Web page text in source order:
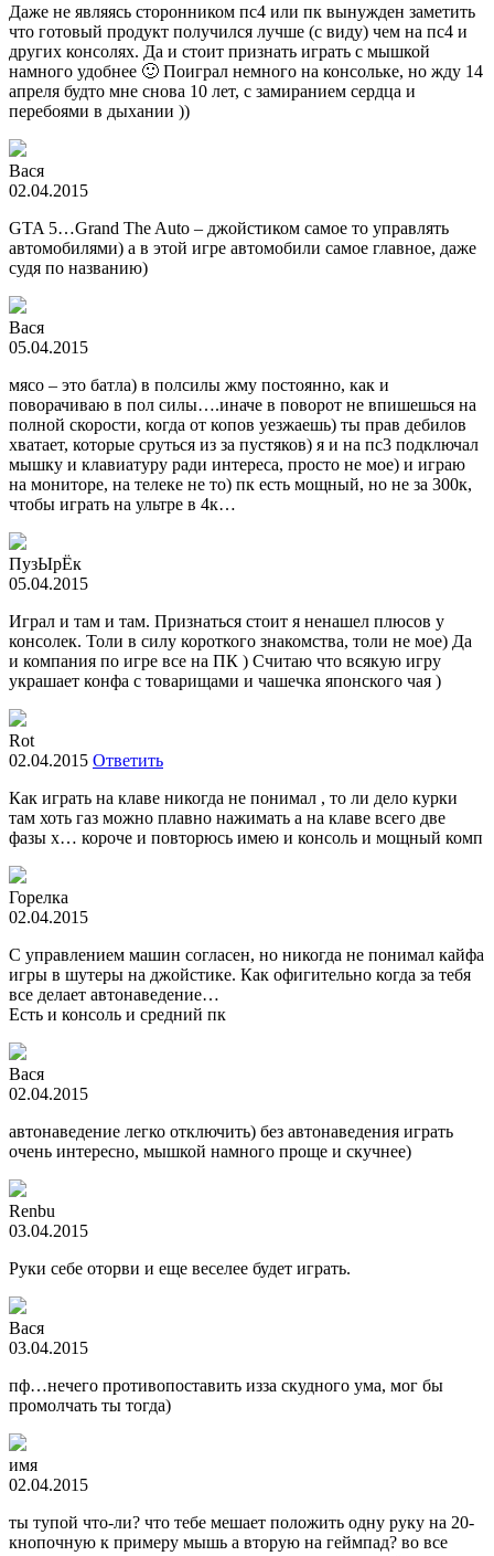
Даже не являясь сторонником пс4 или пк вынужден заметить
что готовый продукт получился лучше (с виду) чем на пс4 и
других консолях. Да и стоит признать играть с мышкой
намного удобнее 🙂 Поиграл немного на консольке, но жду 14
апреля будто мне снова 10 лет, с замиранием сердца и
перебоями в дыхании ))
Вася
02.04.2015
GTA 5…Grand The Auto – джойстиком самое то управлять
автомобилями) а в этой игре автомобили самое главное, даже
судя по названию)
Вася
05.04.2015
мясо – это батла) в полсилы жму постоянно, как и
поворачиваю в пол силы….иначе в поворот не впишешься на
полной скорости, когда от копов уезжаешь) ты прав дебилов
хватает, которые сруться из за пустяков) я и на пс3 подключал
мышку и клавиатуру ради интереса, просто не мое) и играю
на мониторе, на телеке не то) пк есть мощный, но не за 300к,
чтобы играть на ультре в 4к…
ПузЫрЁк
05.04.2015
Играл и там и там. Признаться стоит я ненашел плюсов у
консолек. Толи в силу короткого знакомства, толи не мое) Да
и компания по игре все на ПК ) Считаю что всякую игру
украшает конфа с товарищами и чашечка японского чая )
Rot
02.04.2015 Ответить
Как играть на клаве никогда не понимал , то ли дело курки
там хоть газ можно плавно нажимать а на клаве всего две
фазы х… короче и повторюсь имею и консоль и мощный комп
Горелка
02.04.2015
С управлением машин согласен, но никогда не понимал кайфа
игры в шутеры на джойстике. Как офигительно когда за тебя
все делает автонаведение…
Есть и консоль и средний пк
Вася
02.04.2015
автонаведение легко отключить) без автонаведения играть
очень интересно, мышкой намного проще и скучнее)
Renbu
03.04.2015
Руки себе оторви и еще веселее будет играть.
Вася
03.04.2015
пф…нечего противопоставить изза скудного ума, мог бы
промолчать ты тогда)
имя
02.04.2015
ты тупой что-ли? что тебе мешает положить одну руку на 20-
кнопочную к примеру мышь а вторую на геймпад? во все